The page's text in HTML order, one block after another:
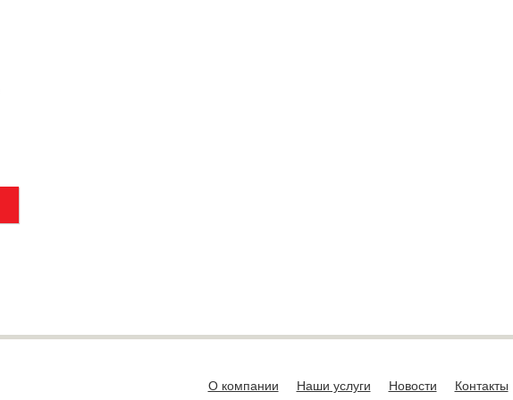
О компании Наши услуги Новости Контакты